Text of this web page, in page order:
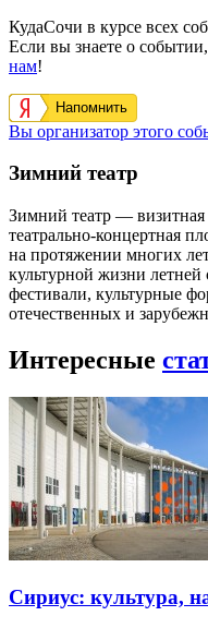
КудаСочи в курсе всех
Если вы знаете о
нам!
Напомнить
Вы организатор этого
Зимний театр
Зимний театр — визитная
театрально-концертная
на протяжении многих
культурной жизни
фестивали, культурные
отечественных и
Интересные
Сириус: культура,